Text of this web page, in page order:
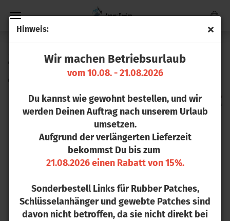
Hin­weis:
Wir machen Betriebsurlaub
vom 10.08. - 21.08.2026
Du kannst wie gewohnt bestellen, und wir
werden Deinen Auftrag nach unserem Urlaub
umsetzen.
Aufgrund der verlängerten Lieferzeit
bekommst Du bis zum
21.08.2026 einen Rabatt von 15%.
Sonderbestell Links für Rubber Patches,
Schlüsselanhänger und gewebte Patches sind
davon nicht betroffen, da sie nicht direkt bei
41
Artikel in dieser Kategorie
Clas­sic Jo­ckey Cap